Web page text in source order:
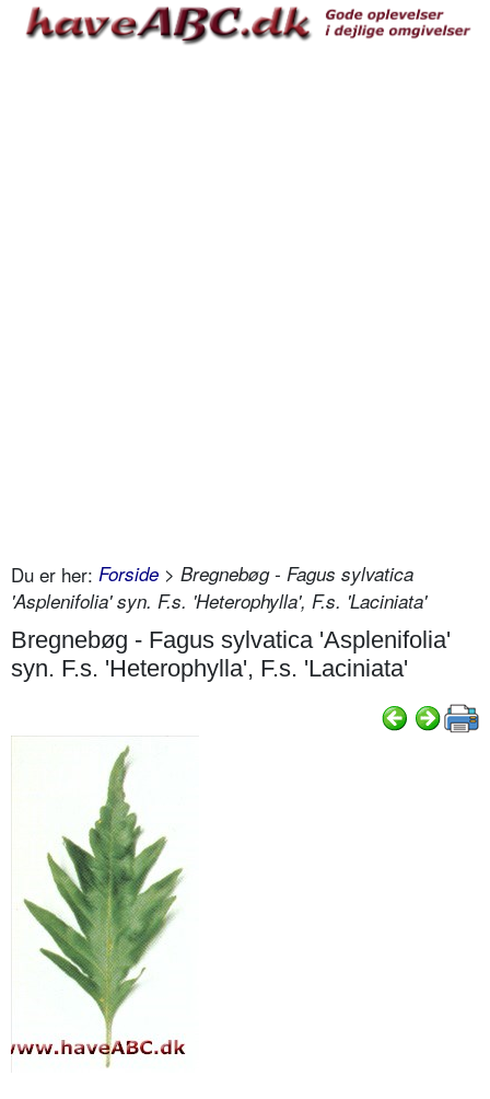
Du er her: Forside > Bregnebøg - Fagus sylvatica
'Asplenifolia' syn. F.s. 'Heterophylla', F.s. 'Laciniata'
Bregnebøg - Fagus sylvatica 'Asplenifolia'
syn. F.s. 'Heterophylla', F.s. 'Laciniata'